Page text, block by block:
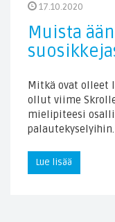
17.10.2020
Muista
Mitkä ovat
ollut viime
mielipiteesi
palautekyselyihin.
Lue lisää